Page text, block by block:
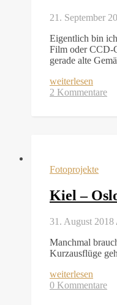
21. September
Eigentlich bin
Film oder CCD-
gerade alte
weiterlesen
2 Kommentare
Fotoprojekte
Kiel –
31. August 2018
Manchmal
Kurzausflüge
weiterlesen
0 Kommentare